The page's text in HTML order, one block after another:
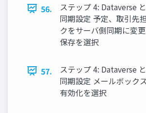
56.
ステップ 4: Dataverse
同期設定 予定、取引先
クをサーバ側同期に変
保存を選択
57.
ステップ 4: Dataverse
同期設定 メールボック
有効化を選択